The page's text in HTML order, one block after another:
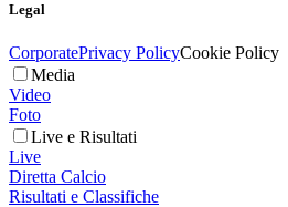
Legal
CorporatePrivacy PolicyCookie Policy
Media
Video
Foto
Live e Risultati
Live
Diretta Calcio
Risultati e Classifiche